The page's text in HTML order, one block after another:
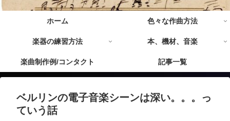
ホーム 色々な作曲方法
楽器の練習方法 本、機材、音楽
楽曲制作例/コンタクト 記事一覧
ベルリンの電子音楽シーンは深い。。。っ
ていう話